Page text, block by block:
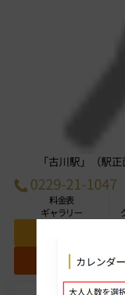
「古川駅」（駅
0229-21-1047
料金表
ギャラリー
お気